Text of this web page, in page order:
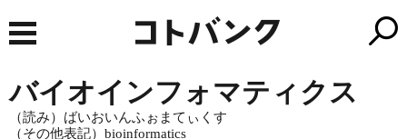
バイオインフォマティクス
（読み）ばいおいんふぉまてぃくす
（その他表記）bioinformatics